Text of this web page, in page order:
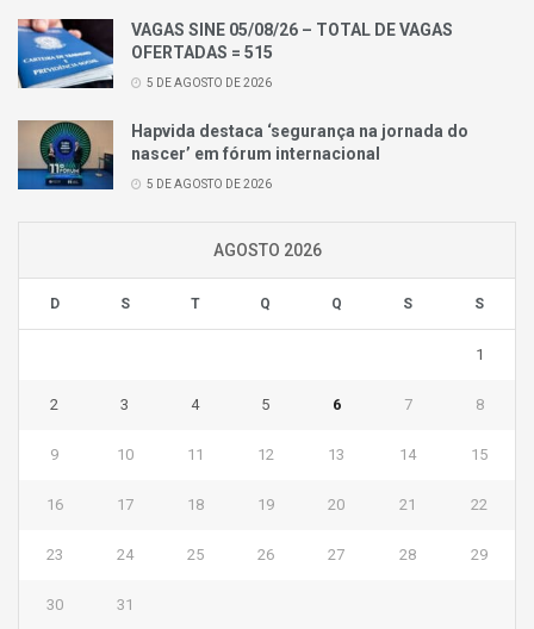
VAGAS SINE 05/08/26 – TOTAL DE VAGAS
OFERTADAS = 515
5 DE AGOSTO DE 2026
Hapvida destaca ‘segurança na jornada do
nascer’ em fórum internacional
5 DE AGOSTO DE 2026
AGOSTO 2026
D S T Q Q S S
1
2 3 4 5 6 7 8
9 10 11 12 13 14 15
16 17 18 19 20 21 22
23 24 25 26 27 28 29
30 31